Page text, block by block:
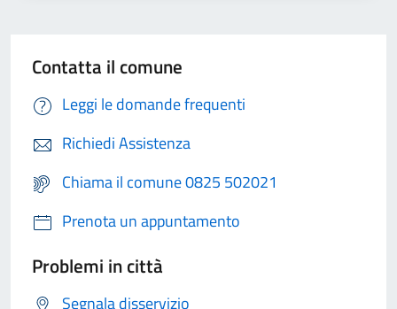
Contatta il comune
Leggi le domande frequenti
Richiedi Assistenza
Chiama il comune 0825 502021
Prenota un appuntamento
Problemi in città
Segnala disservizio